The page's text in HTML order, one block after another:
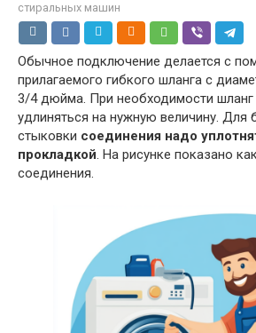
стиральных машин
Обычное подключение делается с
прилагаемого гибкого шланга с
3/4 дюйма. При необходимости
удлиняться на нужную величину. Для
стыковки соединения надо
прокладкой. На рисунке показано
соединения.